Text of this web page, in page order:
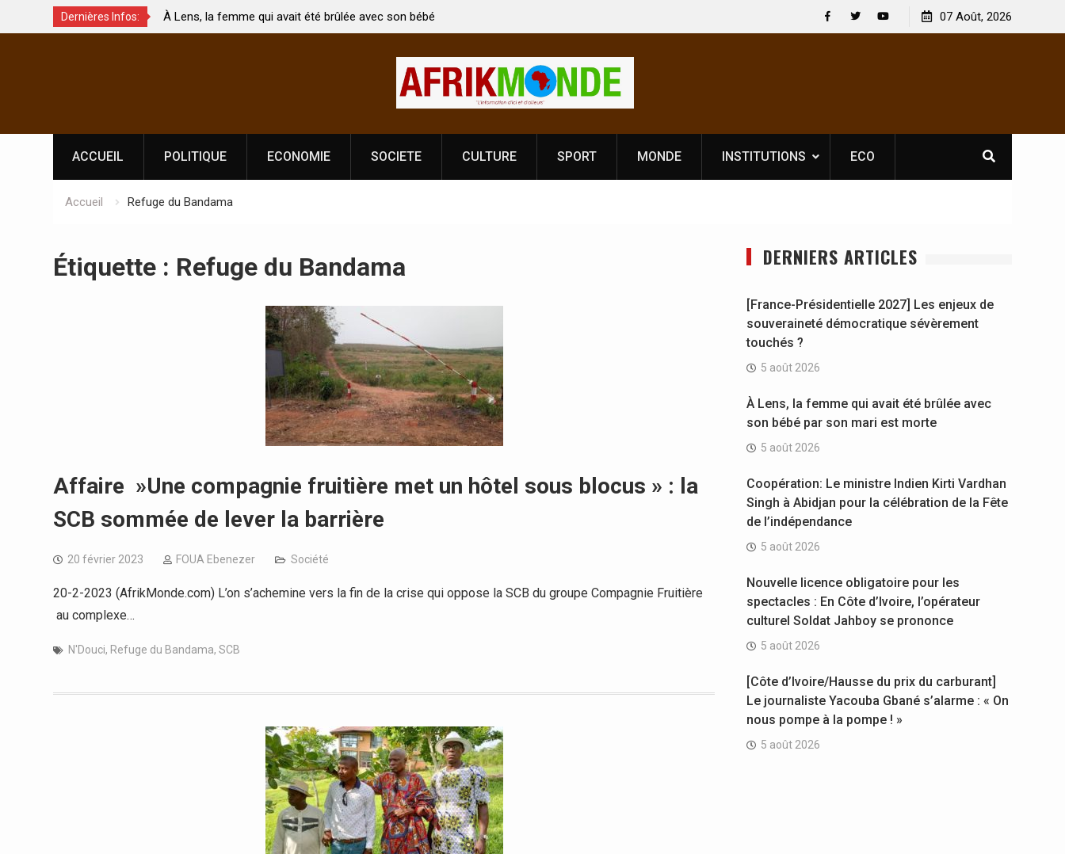
Dernières Infos:
avait été brûlée avec son bébé
Coopération: Le ministre Indien Kirti Vardhan Singh à
Abidjan pour la célébration de la Fête de
Côte d’Ivoire, l’opérateur culturel Soldat Jahboy se
prononce
[France-Présidentielle 2027] Les enjeux de
souveraineté démocratique sévèrement touchés
07 Août, 2026
ACCUEIL POLITIQUE ECONOMIE SOCIETE CULTURE SPORT MONDE INSTITUTIONS ECO
Accueil Refuge du Bandama
Étiquette : Refuge du Bandama
Affaire »Une compagnie fruitière met un hôtel sous blocus » : la
SCB sommée de lever la barrière
20 février 2023 FOUA Ebenezer Société
20-2-2023 (AfrikMonde.com) L’on s’achemine vers la fin de la crise qui oppose la SCB du groupe Compagnie Fruitière
au complexe…
N'Douci, Refuge du Bandama, SCB
DERNIERS ARTICLES
[France-Présidentielle 2027] Les enjeux de
souveraineté démocratique sévèrement
touchés ?
5 août 2026
À Lens, la femme qui avait été brûlée avec
son bébé par son mari est morte
5 août 2026
Coopération: Le ministre Indien Kirti Vardhan
Singh à Abidjan pour la célébration de la Fête
de l’indépendance
5 août 2026
Nouvelle licence obligatoire pour les
spectacles : En Côte d’Ivoire, l’opérateur
culturel Soldat Jahboy se prononce
5 août 2026
[Côte d’Ivoire/Hausse du prix du carburant]
Le journaliste Yacouba Gbané s’alarme : « On
nous pompe à la pompe ! »
5 août 2026